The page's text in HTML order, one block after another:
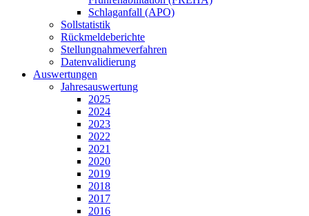
Schlaganfall (APO)
Sollstatistik
Rückmeldeberichte
Stellungnahmeverfahren
Datenvalidierung
Auswertungen
Jahresauswertung
2025
2024
2023
2022
2021
2020
2019
2018
2017
2016